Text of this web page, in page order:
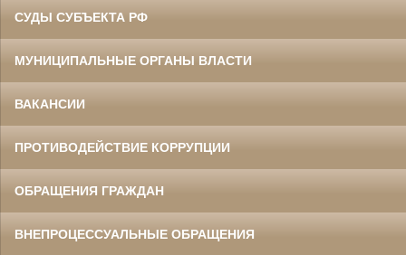
СУДЫ СУБЪЕКТА РФ
МУНИЦИПАЛЬНЫЕ ОРГАНЫ ВЛАСТИ
ВАКАНСИИ
ПРОТИВОДЕЙСТВИЕ КОРРУПЦИИ
ОБРАЩЕНИЯ ГРАЖДАН
ВНЕПРОЦЕССУАЛЬНЫЕ ОБРАЩЕНИЯ